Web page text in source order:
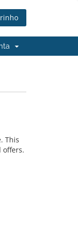
This
offers.